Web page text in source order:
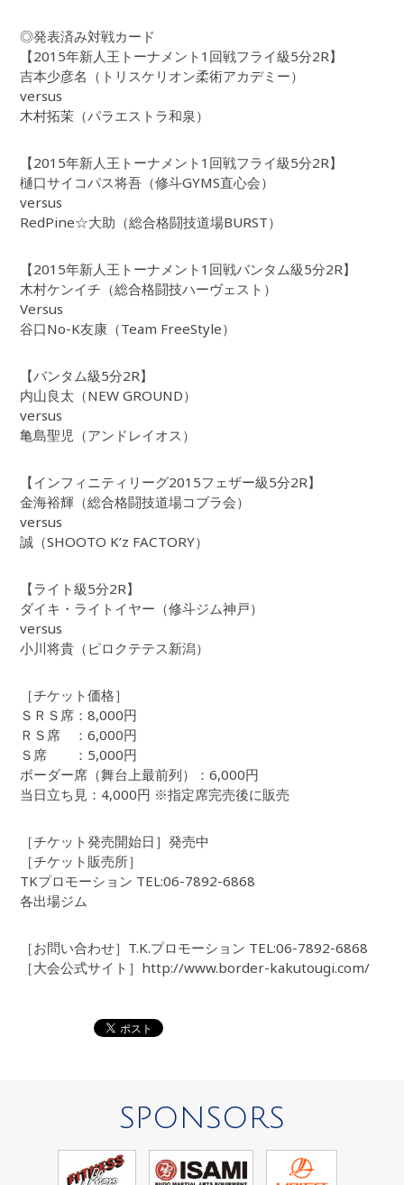
◎発表済み対戦カード
【2015年新人王トーナメント1回戦フライ級5分2R】
吉本少彦名（トリスケリオン柔術アカデミー）
versus
木村拓茉（パラエストラ和泉）
【2015年新人王トーナメント1回戦フライ級5分2R】
樋口サイコパス将吾（修斗GYMS直心会）
versus
RedPine☆大助（総合格闘技道場BURST）
【2015年新人王トーナメント1回戦バンタム級5分2R】
木村ケンイチ（総合格闘技ハーヴェスト）
Versus
谷口No-K友康（Team FreeStyle）
【バンタム級5分2R】
内山良太（NEW GROUND）
versus
亀島聖児（アンドレイオス）
【インフィニティリーグ2015フェザー級5分2R】
金海裕輝（総合格闘技道場コブラ会）
versus
誠（SHOOTO K’z FACTORY）
【ライト級5分2R】
ダイキ・ライトイヤー（修斗ジム神戸）
versus
小川将貴（ピロクテテス新潟）
［チケット価格］
ＳＲＳ席：8,000円
ＲＳ席 ：6,000円
Ｓ席 ：5,000円
ボーダー席（舞台上最前列）：6,000円
当日立ち見：4,000円 ※指定席完売後に販売
［チケット発売開始日］発売中
［チケット販売所］
TKプロモーション TEL:06-7892-6868
各出場ジム
［お問い合わせ］T.K.プロモーション TEL:06-7892-6868
［大会公式サイト］http://www.border-kakutougi.com/
SPONSORS